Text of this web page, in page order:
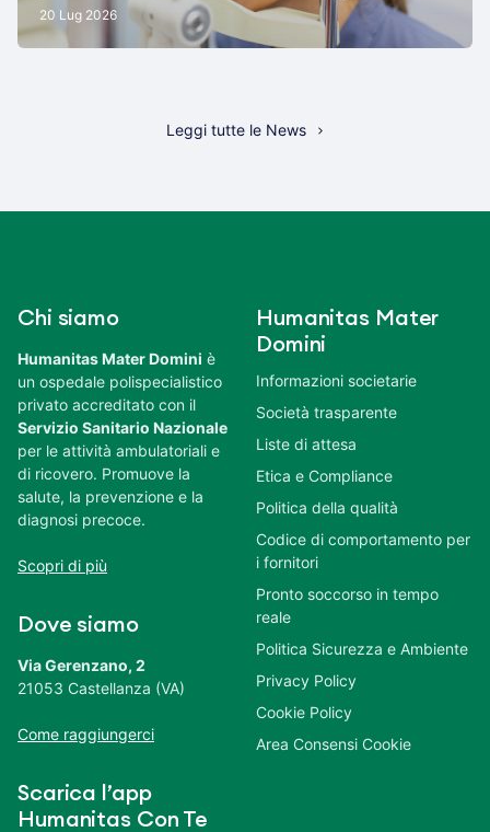
20 Lug 2026
Leggi tutte le News
Chi siamo
Humanitas Mater Domini è
un ospedale polispecialistico
privato accreditato con il
Servizio Sanitario Nazionale
per le attività ambulatoriali e
di ricovero. Promuove la
salute, la prevenzione e la
diagnosi precoce.
Scopri di più
Dove siamo
Via Gerenzano, 2
21053 Castellanza (VA)
Come raggiungerci
Scarica l’app
Humanitas Con Te
Humanitas Mater
Domini
Informazioni societarie
Società trasparente
Liste di attesa
Etica e Compliance
Politica della qualità
Codice di comportamento per
i fornitori
Pronto soccorso in tempo
reale
Politica Sicurezza e Ambiente
Privacy Policy
Cookie Policy
Area Consensi Cookie